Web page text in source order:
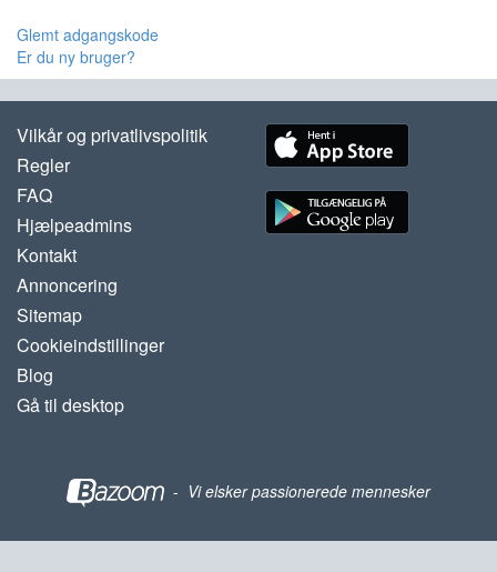
Glemt adgangskode
Er du ny bruger?
Vilkår og privatlivspolitik
Regler
FAQ
Hjælpeadmins
Kontakt
Annoncering
Sitemap
Cookieindstillinger
Blog
Gå til desktop
- Vi elsker passionerede mennesker